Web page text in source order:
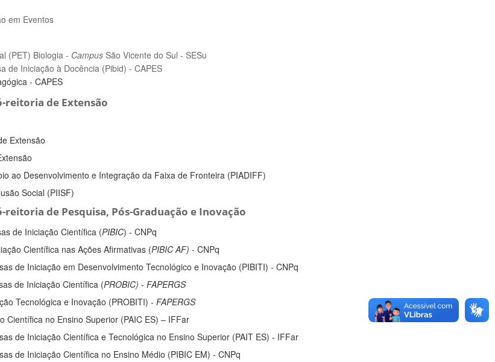
em Eventos
(PET) Biologia - Campus São Vicente do Sul - SESu
de Iniciação à Docência (Pibid) - CAPES
- CAPES
reitoria de Extensão
Extensão
ao Desenvolvimento e Integração da Faixa de Fronteira (PIADIFF)
Social (PIISF)
reitoria de Pesquisa, Pós-Graduação e Inovação
de Iniciação Científica (PIBIC) - CNPq
Científica nas Ações Afirmativas (PIBIC AF) - CNPq
de Iniciação em Desenvolvimento Tecnológico e Inovação (PIBITI) - CNPq
de Iniciação Científica (PROBIC) - FAPERGS
Tecnológica e Inovação (PROBITI) - FAPERGS
Científica no Ensino Superior (PAIC ES) – IFFar
de Iniciação Científica e Tecnológica no Ensino Superior (PAIT ES) - IFFar
de Iniciação Científica no Ensino Médio (PIBIC EM) - CNPq